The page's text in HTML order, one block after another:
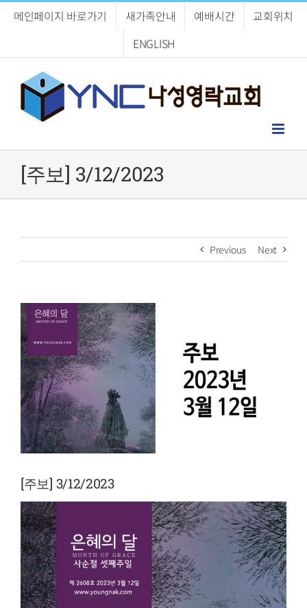
메인페이지 바로가기 새가족안내 예배시간
교회위치
ENGLISH
[주보] 3/12/2023
Previous Next
View
Larger
Image
[주보] 3/12/2023